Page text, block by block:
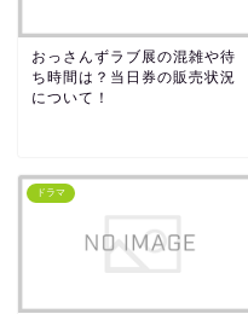
おっさんずラブ展の混雑や待
ち時間は？当日券の販売状況
について！
ドラマ